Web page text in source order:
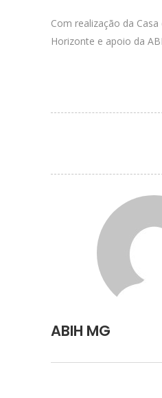
Com realização da
Horizonte e apoio da
ABIH MG